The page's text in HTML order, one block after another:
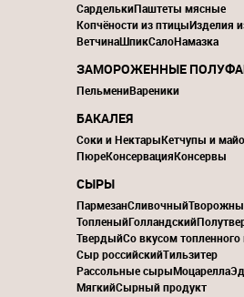
СарделькиПаштеты мясные
Копчёности из птицыИзделия
ВетчинаШпикСалоНамазка
ЗАМОРОЖЕННЫЕ
ПельмениВареники
БАКАЛЕЯ
Соки и НектарыКетчупы и
ПюреКонсервацияКонсервы
СЫРЫ
ПармезанСливочный
ТопленыйГолландский
ТвердыйСо вкусом
Сыр российскийТильзитер
Рассольные сырыМоцарелла
МягкийСырный продукт